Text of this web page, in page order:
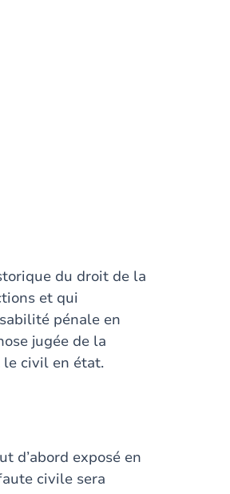
du droit de la
et qui
pénale en
jugée de la
civil en état.
d’abord exposé en
civile sera